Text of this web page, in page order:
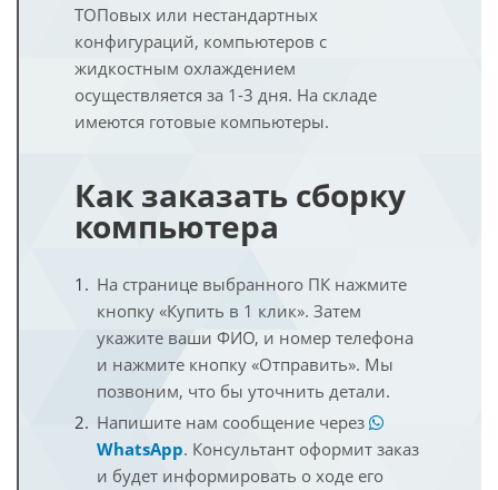
ТОПовых или нестандартных
конфигураций, компьютеров с
жидкостным охлаждением
осуществляется за 1-3 дня. На складе
имеются готовые компьютеры.
Как заказать сборку
компьютера
На странице выбранного ПК нажмите
кнопку «Купить в 1 клик». Затем
укажите ваши ФИО, и номер телефона
и нажмите кнопку «Отправить». Мы
позвоним, что бы уточнить детали.
Напишите нам сообщение через
WhatsApp. Консультант оформит заказ
и будет информировать о ходе его